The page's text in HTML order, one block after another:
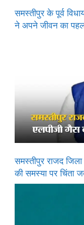
समस्तीपुर के पूर्व
ने अपने जीवन का
समस्तीपुर राजद
की समस्या पर चिंता